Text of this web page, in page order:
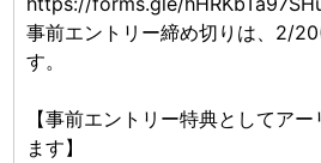
事前エントリー締め切りは、2/
す。
【事前エントリー特典としてア
ます】